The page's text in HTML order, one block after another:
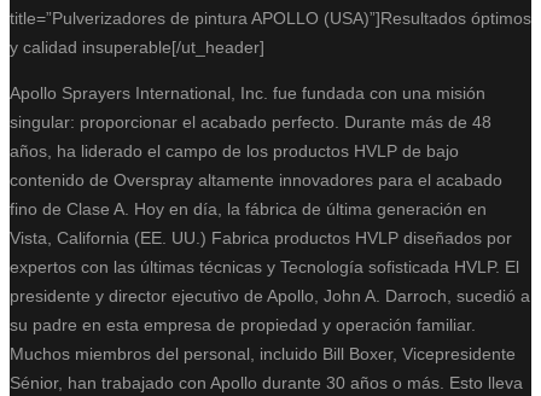
title=”Pulverizadores de pintura APOLLO (USA)”]Resultados óptimos
y calidad insuperable[/ut_header]
Apollo Sprayers International, Inc. fue fundada con una misión
singular: proporcionar el acabado perfecto. Durante más de 48
años, ha liderado el campo de los productos HVLP de bajo
contenido de Overspray altamente innovadores para el acabado
fino de Clase A. Hoy en día, la fábrica de última generación en
Vista, California (EE. UU.) Fabrica productos HVLP diseñados por
expertos con las últimas técnicas y Tecnología sofisticada HVLP. El
presidente y director ejecutivo de Apollo, John A. Darroch, sucedió a
su padre en esta empresa de propiedad y operación familiar.
Muchos miembros del personal, incluido Bill Boxer, Vicepresidente
Sénior, han trabajado con Apollo durante 30 años o más. Esto lleva